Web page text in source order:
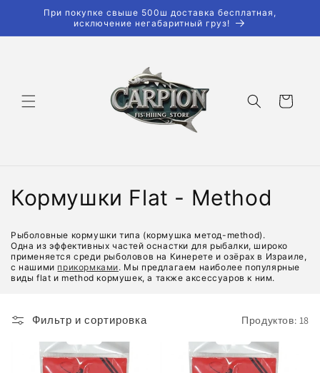
При покупке свыше 500ш доставка бесплатная,
исключение негабаритный груз!
Корзина
К
л
л
Кормушки Flat - Method
Рыболовные кормушки типа (кормушка метод-method).
Одна из эффективных частей оснастки для рыбалки, широко
применяется среди рыболовов на Кинерете и озёрах в Израиле,
с нашими прикормками. Мы предлагаем наиболее популярные
виды flat и method кормушек, а также аксессуаров к ним.
Фильтр и сортировка Продуктов: 18